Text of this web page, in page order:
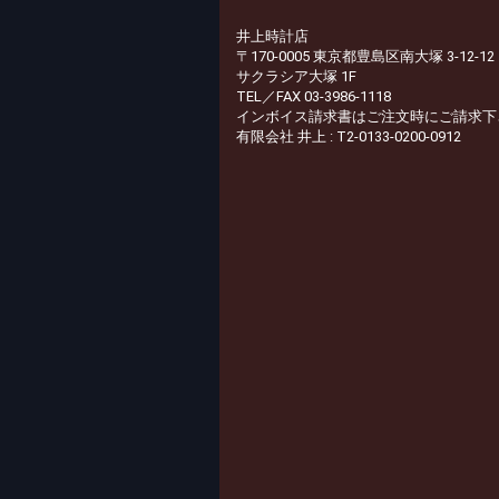
井上時計店
〒170-0005 東京都豊島区南大塚 3-12-12
サクラシア大塚 1F
TEL／FAX 03-3986-1118
インボイス請求書はご注文時にご請求
有限会社 井上 : T2-0133-0200-0912